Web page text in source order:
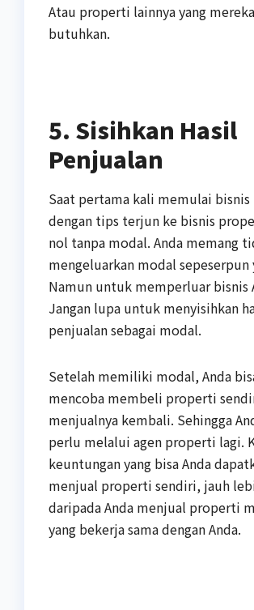
Atau properti lainnya yang mereka
butuhkan.
5. Sisihkan Hasil
Penjualan
Saat pertama kali memulai bisnis
dengan tips terjun ke bisnis
nol tanpa modal. Anda memang
mengeluarkan modal sepeserpun
Namun untuk memperluar bisnis
Jangan lupa untuk menyisihkan
penjualan sebagai modal.
Setelah memiliki modal, Anda
mencoba membeli properti
menjualnya kembali. Sehingga
perlu melalui agen properti lagi.
keuntungan yang bisa Anda
menjual properti sendiri, jauh
daripada Anda menjual properti
yang bekerja sama dengan Anda.